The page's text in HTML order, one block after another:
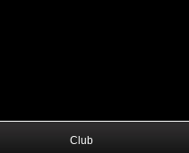
Club